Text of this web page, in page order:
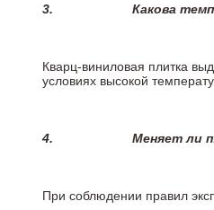
3. Какова
Кварц-виниловая плитка
условиях высокой
4. Меняет ли
При соблюдении правил